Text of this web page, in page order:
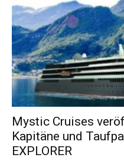
Mystic Cruises
Kapitäne und
EXPLORER